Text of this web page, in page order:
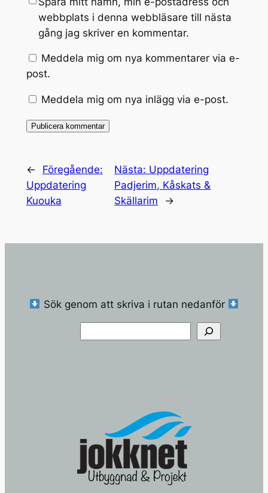
webbplats i denna webbläsare till nästa
gång jag skriver en kommentar.
Meddela mig om nya kommentarer via e-
post.
Meddela mig om nya inlägg via e-post.
←
Föregående:
Uppdatering
Kuouka
Nästa: Uppdatering
Padjerim, Kåskats &
Skällarim
→
Sök genom att skriva i rutan nedanför